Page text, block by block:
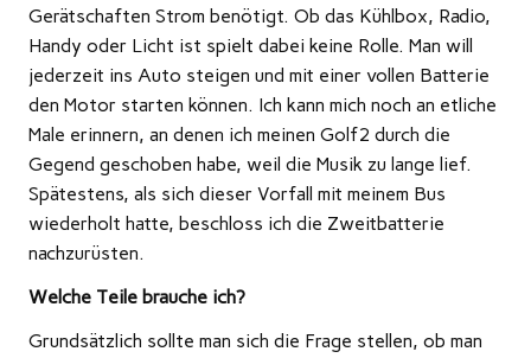
Gerätschaften Strom benötigt. Ob das Kühlbox, Radio,
Handy oder Licht ist spielt dabei keine Rolle. Man will
jederzeit ins Auto steigen und mit einer vollen Batterie
den Motor starten können. Ich kann mich noch an etliche
Male erinnern, an denen ich meinen Golf2 durch die
Gegend geschoben habe, weil die Musik zu lange lief.
Spätestens, als sich dieser Vorfall mit meinem Bus
wiederholt hatte, beschloss ich die Zweitbatterie
nachzurüsten.
Welche Teile brauche ich?
Grundsätzlich sollte man sich die Frage stellen, ob man